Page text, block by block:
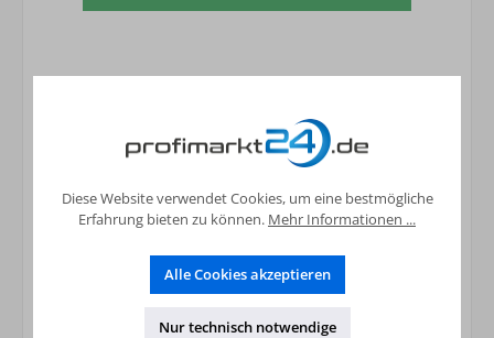
Diese Website verwendet Cookies, um eine bestmögliche
Erfahrung bieten zu können. Mehr Informationen ...
Alle Cookies akzeptieren
Nur technisch notwendige